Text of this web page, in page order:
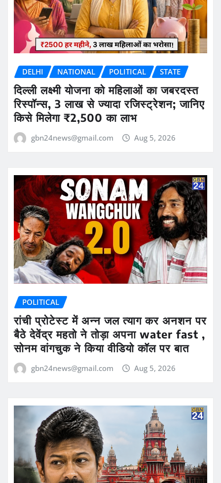
DELHI NATIONAL POLITICAL STATE
दिल्ली लक्ष्मी योजना को महिलाओं का जबरदस्त
रिस्पॉन्स, 3 लाख से ज्यादा रजिस्ट्रेशन; जानिए
किसे मिलेगा ₹2,500 का लाभ
gbn24news@gmail.com Aug 5, 2026
POLITICAL
रांची प्रोटेस्ट में अन्न जल त्याग कर अनशन पर
बैठे देवेंद्र महतो ने तोड़ा अपना water fast ,
सोनम वांगचुक ने किया वीडियो कॉल पर बात
gbn24news@gmail.com Aug 5, 2026